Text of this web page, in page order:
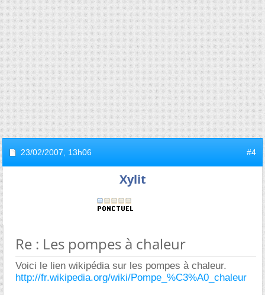
23/02/2007, 13h06 #4
Xylit
Re : Les pompes à chaleur
Voici le lien wikipédia sur les pompes à chaleur.
http://fr.wikipedia.org/wiki/Pompe_%C3%A0_chaleur